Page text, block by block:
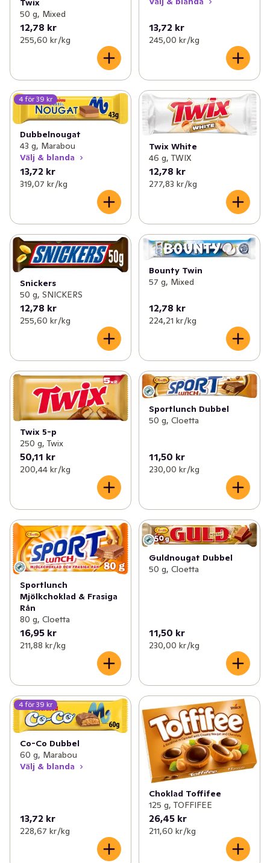
Twix
50 g, Mixed
12,78 kr
255,60 kr /kg
13,72 kr
245,00 kr /kg
4 för 39 kr
Dubbelnougat
43 g, Marabou
Välj & blanda
13,72 kr
319,07 kr /kg
Twix White
46 g, TWIX
12,78 kr
277,83 kr /kg
Snickers
50 g, SNICKERS
12,78 kr
255,60 kr /kg
Bounty Twin
57 g, Mixed
12,78 kr
224,21 kr /kg
Twix 5-p
250 g, Twix
50,11 kr
200,44 kr /kg
Sportlunch Dubbel
50 g, Cloetta
11,50 kr
230,00 kr /kg
Sportlunch
Mjölkchoklad & Frasiga
Rån
80 g, Cloetta
16,95 kr
211,88 kr /kg
Guldnougat Dubbel
50 g, Cloetta
11,50 kr
230,00 kr /kg
4 för 39 kr
Co-Co Dubbel
60 g, Marabou
Välj & blanda
13,72 kr
228,67 kr /kg
Choklad Toffifee
125 g, TOFFIFEE
26,45 kr
211,60 kr /kg